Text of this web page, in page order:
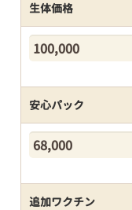
生体価格
安心パック
追加ワクチン